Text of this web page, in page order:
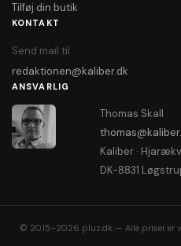
Tilføj din butik
KONTAKT
Send mail til
redaktionen@kaliber.dk
ANSVARLIG
Thomas Skall
Kaliber ·
DK-8831
© 2015–2026 pluz.dk — Alle priser er